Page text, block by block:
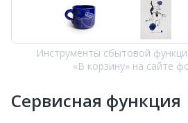
Инструменты сбытовой
«В корзину» на сайте
Сервисная функция